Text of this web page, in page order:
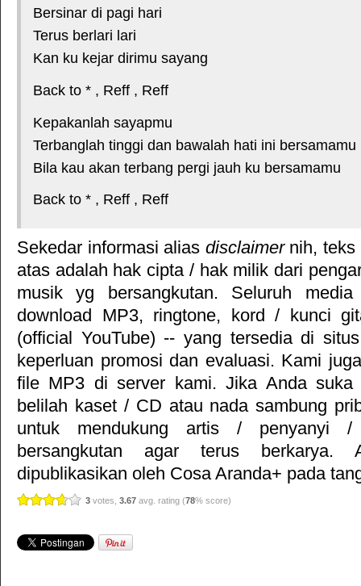
Bersinar di pagi hari
Terus berlari lari
Kan ku kejar dirimu sayang
Back to * , Reff , Reff
Kepakanlah sayapmu
Terbanglah tinggi dan bawalah hati ini bersamamu
Bila kau akan terbang pergi jauh ku bersamamu
Back to * , Reff , Reff
Sekedar informasi alias disclaimernih, teks
atas adalah hak cipta / hak milik dari
musik yg bersangkutan. Seluruh
download MP3, ringtone, kord / kunci
(official YouTube) -- yang tersedia di
keperluan promosi dan evaluasi. Kami
file MP3 di server kami. Jika Anda
belilah kaset / CD atau nada sambung
untuk mendukung artis / penyanyi
bersangkutan agar terus berkarya.
dipublikasikan oleh Cosa Aranda+ pada
3 votes, 3.67 avg. rating (78% score)